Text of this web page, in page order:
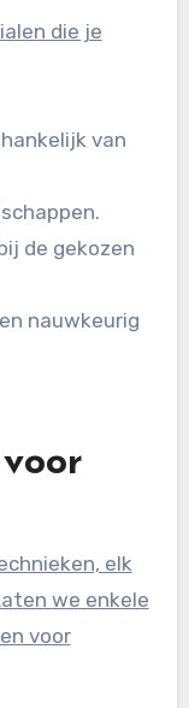
die je
van
de gekozen
nauwkeurig
we enkele
voor